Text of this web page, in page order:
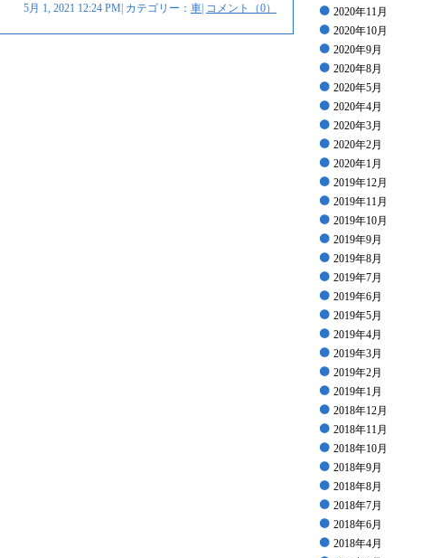
5月 1, 2021 12:24 PM| カテゴリー： 車 コメント（0）
2020年11月
2020年10月
2020年9月
2020年8月
2020年5月
2020年4月
2020年3月
2020年2月
2020年1月
2019年12月
2019年11月
2019年10月
2019年9月
2019年8月
2019年7月
2019年6月
2019年5月
2019年4月
2019年3月
2019年2月
2019年1月
2018年12月
2018年11月
2018年10月
2018年9月
2018年8月
2018年7月
2018年6月
2018年4月